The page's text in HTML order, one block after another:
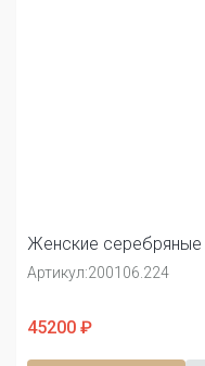
Женские серебряные
Артикул:200106.224
45200 ₽